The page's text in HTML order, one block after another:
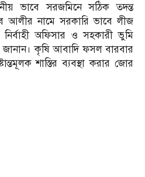
ভাবে সরজমিনে সঠিক তদন্ত
আলীর নামে সরকারি ভাবে লীজ
অফিসার ও সহকারী ভুমি
জানান। কৃষি আবাদি ফসল বারবার
শাস্তির ব্যবস্থা করার জোর